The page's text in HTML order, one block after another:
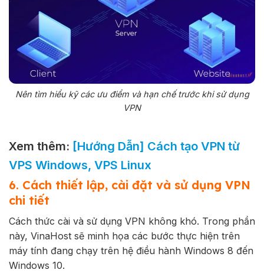
Nên tìm hiểu kỹ các ưu điểm và hạn chế trước khi sử dụng
VPN
Xem thêm: [Hướng Dẫn] Cách tạo VPN từ
VPS Windows, VPS Linux
6. Cách thiết lập, cài đặt và sử dụng VPN
chi tiết
Cách thức cài và sử dụng VPN không khó. Trong phần
này, VinaHost sẽ minh họa các bước thực hiện trên
máy tính đang chạy trên hệ điều hành Windows 8 đến
Windows 10.